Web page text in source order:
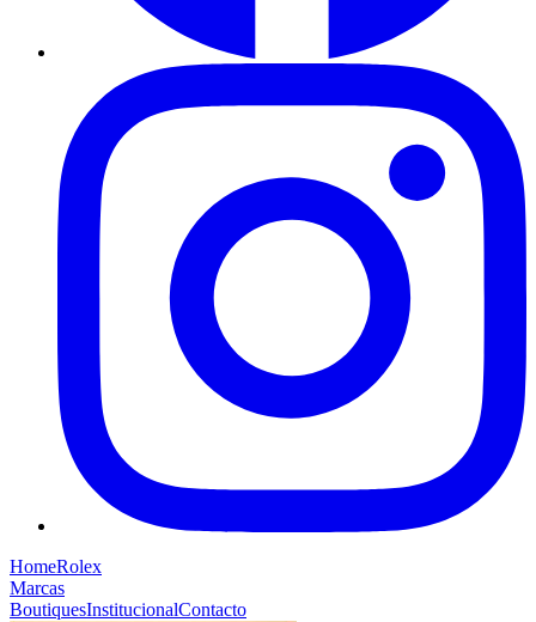
HomeRolex
Marcas
BoutiquesInstitucionalContacto